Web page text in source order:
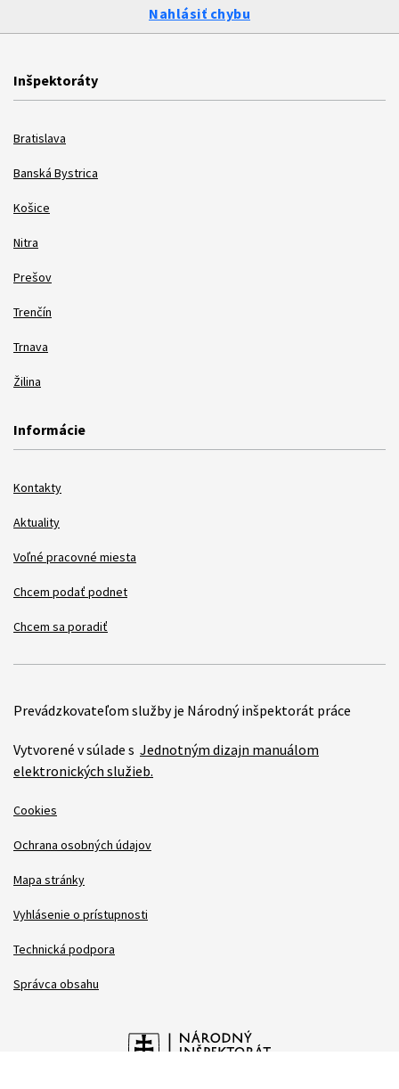
Nahlásiť chybu
Inšpektoráty
Bratislava
Banská Bystrica
Košice
Nitra
Prešov
Trenčín
Trnava
Žilina
Informácie
Kontakty
Aktuality
Voľné pracovné miesta
Chcem podať podnet
Chcem sa poradiť
Prevádzkovateľom služby je Národný inšpektorát práce
Vytvorené v súlade s Jednotným dizajn manuálom
elektronických služieb.
Cookies
Ochrana osobných údajov
Mapa stránky
Vyhlásenie o prístupnosti
Technická podpora
Správca obsahu